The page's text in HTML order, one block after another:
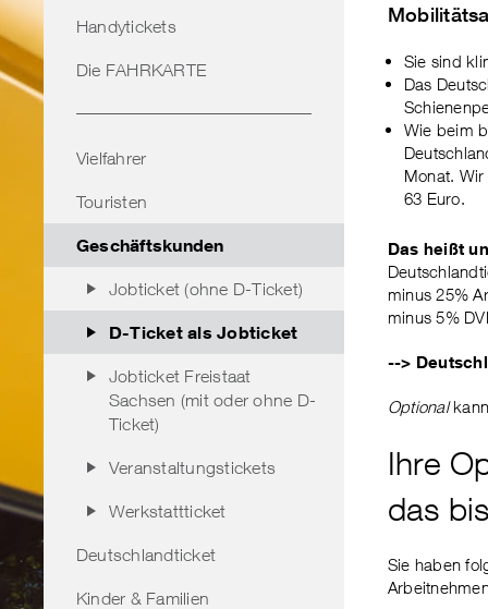
Handytickets
Die FAHRKARTE
Vielfahrer
Touristen
Geschäftskunden
Jobticket (ohne D-Ticket)
D-Ticket als Jobticket
Jobticket Freistaat
Sachsen (mit oder ohne D-
Ticket)
Veranstaltungstickets
Werkstattticket
Deutschlandticket
Kinder & Familien
Sie sind
Das
Wie beim
Monat.
63 Euro.
Das heißt
minus 25%
minus 5%
-->
Optional
Ihre
das
Sie haben